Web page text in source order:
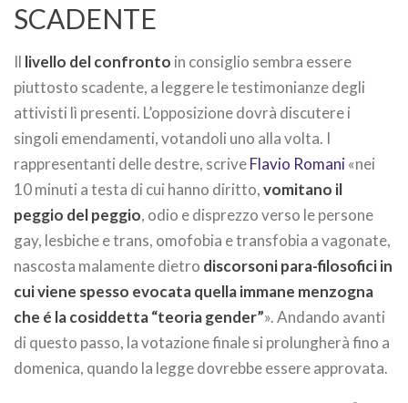
SCADENTE
Il livello del confronto in consiglio sembra essere
piuttosto scadente, a leggere le testimonianze degli
attivisti lì presenti. L’opposizione dovrà discutere i
singoli emendamenti, votandoli uno alla volta. I
rappresentanti delle destre, scriveFlavio Romani«nei
10 minuti a testa di cui hanno diritto,vomitano il
peggio del peggio, odio e disprezzo verso le persone
gay, lesbiche e trans, omofobia e transfobia a vagonate,
nascosta malamente dietro discorsoni para-filosofici in
cui viene spesso evocata quella immane menzogna
che é la cosiddetta “teoria gender”». Andando avanti
di questo passo, la votazione finale si prolungherà fino a
domenica, quando la legge dovrebbe essere approvata.